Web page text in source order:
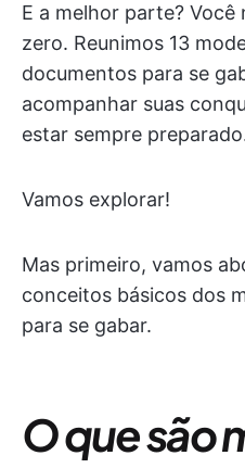
E a melhor parte?
zero. Reunimos 13
documentos para se
acompanhar suas
estar sempre
Vamos explorar!
Mas primeiro, vamos
conceitos básicos dos
para se gabar.
O que são